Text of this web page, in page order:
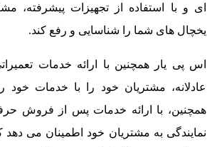
ای و با استفاده از تجهیزات پیشرفته،
یخچال های شما را شناسایی و رفع کند.
اس پی یار همچنین با ارائه خدمات
عادلانه، مشتریان خود را با خدمات خود
همچنین، با ارائه خدمات پس از فروش
نمایندگی به مشتریان خود اطمینان می دهد